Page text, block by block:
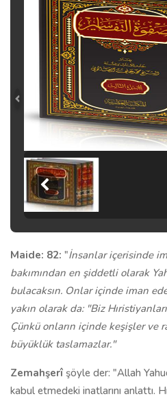
Maide: 82: "İnsanlar içerisinde
bakımından en şiddetli olarak
bulacaksın. Onlar içinde iman
yakın olarak da: "Biz
Çünkü onların içinde keşişler ve
büyüklük taslamazlar."
Zemahşerî şöyle der: "Allah
kabul etmedeki inatlarını anlattı.